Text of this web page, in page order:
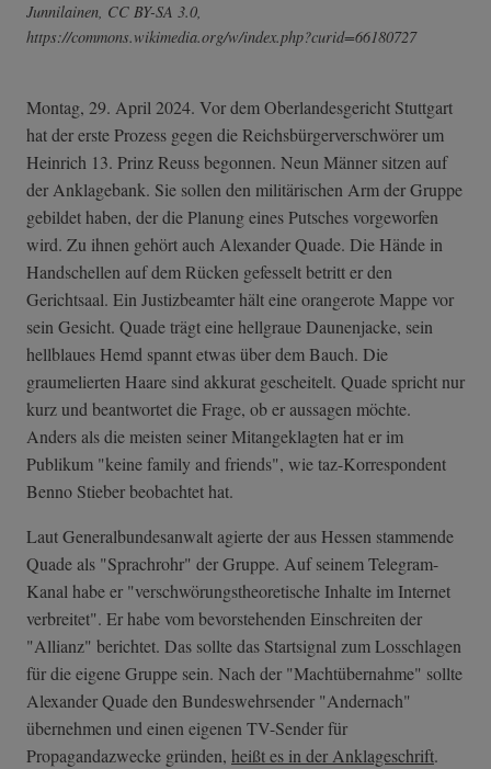
Junnilainen, CC BY-SA 3.0,
https://commons.wikimedia.org/w/index.php?curid=66180727
Montag, 29. April 2024. Vor dem Oberlandesgericht Stuttgart
hat der erste Prozess gegen die Reichsbürgerverschwörer um
Heinrich 13. Prinz Reuss begonnen. Neun Männer sitzen auf
der Anklagebank. Sie sollen den militärischen Arm der Gruppe
gebildet haben, der die Planung eines Putsches vorgeworfen
wird. Zu ihnen gehört auch Alexander Quade. Die Hände in
Handschellen auf dem Rücken gefesselt betritt er den
Gerichtsaal. Ein Justizbeamter hält eine orangerote Mappe vor
sein Gesicht. Quade trägt eine hellgraue Daunenjacke, sein
hellblaues Hemd spannt etwas über dem Bauch. Die
graumelierten Haare sind akkurat gescheitelt. Quade spricht nur
kurz und beantwortet die Frage, ob er aussagen möchte.
Anders als die meisten seiner Mitangeklagten hat er im
Publikum "keine family and friends", wie taz-Korrespondent
Benno Stieber beobachtet hat.
Laut Generalbundesanwalt agierte der aus Hessen stammende
Quade als "Sprachrohr" der Gruppe. Auf seinem Telegram-
Kanal habe er "verschwörungstheoretische Inhalte im Internet
verbreitet". Er habe vom bevorstehenden Einschreiten der
"Allianz" berichtet. Das sollte das Startsignal zum Losschlagen
für die eigene Gruppe sein. Nach der "Machtübernahme" sollte
Alexander Quade den Bundeswehrsender "Andernach"
übernehmen und einen eigenen TV-Sender für
Propagandazwecke gründen, heißt es in der Anklageschrift.